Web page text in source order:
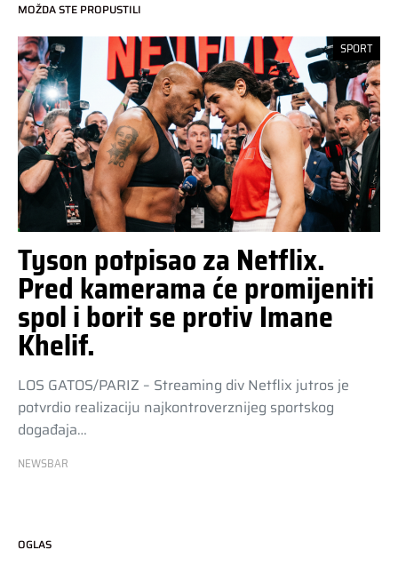
MOŽDA STE PROPUSTILI
SPORT
Tyson potpisao za Netflix.
Pred kamerama će promijeniti
spol i borit se protiv Imane
Khelif.
LOS GATOS/PARIZ – Streaming div Netflix jutros je
potvrdio realizaciju najkontroverznijeg sportskog
događaja…
NEWSBAR
OGLAS